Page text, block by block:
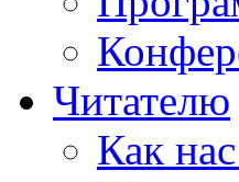
Читателю
Как